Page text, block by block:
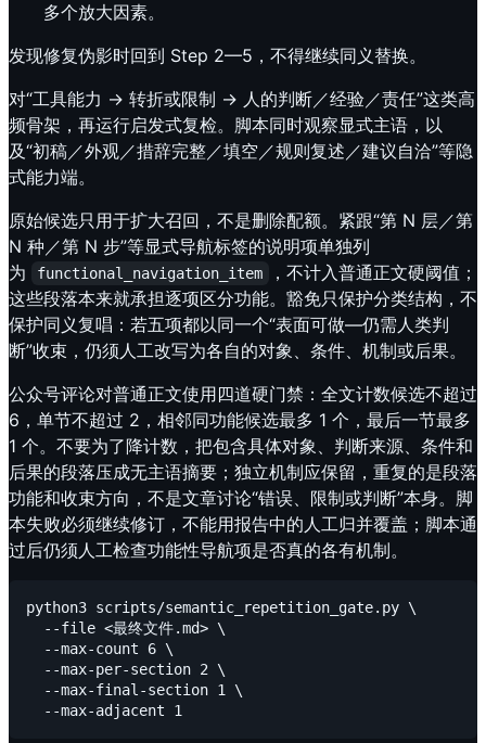
多个放大因素。
发现修复伪影时回到 Step 2—5，不得继续同义替换。
对“工具能力 → 转折或限制 → 人的判断／经验／责任”这类高
频骨架，再运行启发式复检。脚本同时观察显式主语，以
及“初稿／外观／措辞完整／填空／规则复述／建议自洽”等隐
式能力端。
原始候选只用于扩大召回，不是删除配额。紧跟“第 N 层／第
N 种／第 N 步”等显式导航标签的说明项单独列
为
functional_navigation_item
，不计入普通正文硬阈值；
这些段落本来就承担逐项区分功能。豁免只保护分类结构，不
保护同义复唱：若五项都以同一个“表面可做—仍需人类判
断”收束，仍须人工改写为各自的对象、条件、机制或后果。
公众号评论对普通正文使用四道硬门禁：全文计数候选不超过
6，单节不超过 2，相邻同功能候选最多 1 个，最后一节最多
1 个。不要为了降计数，把包含具体对象、判断来源、条件和
后果的段落压成无主语摘要；独立机制应保留，重复的是段落
功能和收束方向，不是文章讨论“错误、限制或判断”本身。脚
本失败必须继续修订，不能用报告中的人工归并覆盖；脚本通
过后仍须人工检查功能性导航项是否真的各有机制。
python3 scripts/semantic_repetition_gate.py \
  --file <最终文件.md> \
  --max-count 6 \
  --max-per-section 2 \
  --max-final-section 1 \